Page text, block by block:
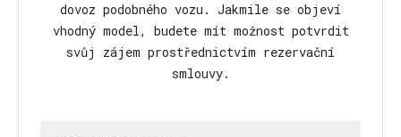
dovoz podobného vozu. Jakmile se objeví
vhodný model, budete mít možnost potvrdit
svůj zájem prostřednictvím rezervační
smlouvy.